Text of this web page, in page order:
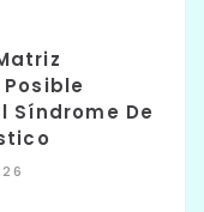
Síndrome De